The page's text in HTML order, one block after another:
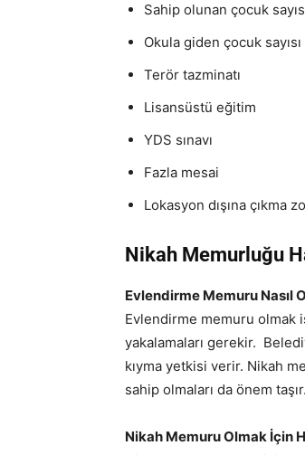
Sahip olunan çocuk
Okula giden çocuk sayısı
Terör tazminatı
Lisansüstü eğitim
YDS sınavı
Fazla mesai
Lokasyon dışına çıkma
Nikah Memurluğu
Evlendirme Memuru Nasıl
Evlendirme memuru olmak
yakalamaları gerekir.
kıyma yetkisi verir. Nikah
sahip olmaları da önem taşır.
Nikah Memuru Olmak İçin